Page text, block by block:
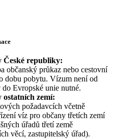
České republiky:
občanský průkaz nebo cestovní
dobu pobytu. Vízum není od
Evropské unie nutné.
zemí:
požadavcích včetně
víz pro občany třetích zemí
úřadů třetí země
věcí, zastupitelský úřad).